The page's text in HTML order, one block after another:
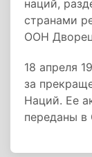
наций,
странами
ООН
18 апреля
за
Наций. Ее
переданы в